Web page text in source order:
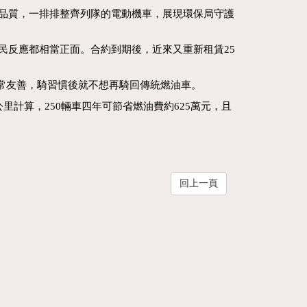
，一排排整齊列隊的電動機車，展現環保局守護
應都相當正面。合約到期後，近來又重新租賃25
善，騎習慣後就不想再騎回傳統燃油車。
計算，250輛車四年可節省燃油費約625萬元，且
回上一頁